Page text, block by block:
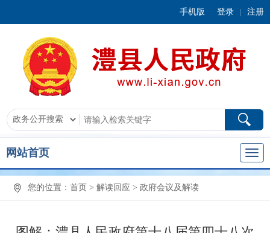
手机版 登录 注册
网站首页
您的位置： 首页 > 解读回应 > 政府会议及解读